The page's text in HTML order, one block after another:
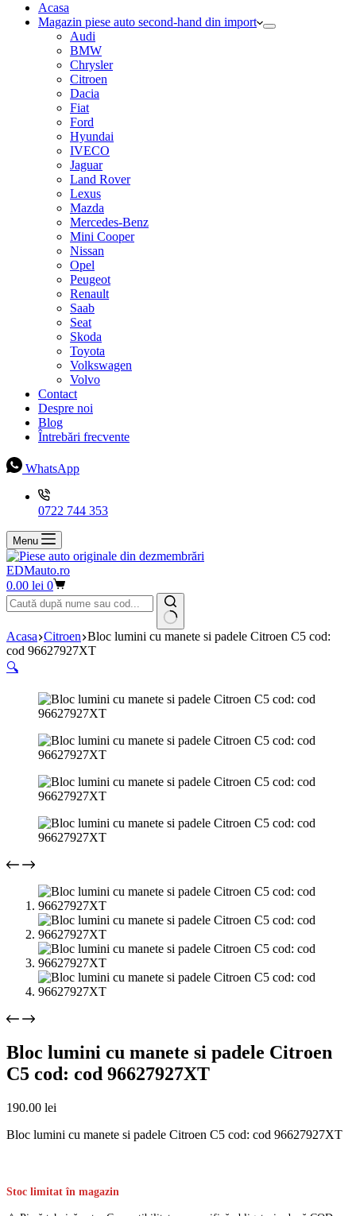
cumpărături
Acasa
Magazin piese auto second-hand din import
Audi
BMW
Chrysler
Citroen
Dacia
Fiat
Ford
Hyundai
IVECO
Jaguar
Land Rover
Lexus
Mazda
Mercedes-Benz
Mini Cooper
Nissan
Opel
Peugeot
Renault
Saab
Seat
Skoda
Toyota
Volkswagen
Volvo
Contact
Despre noi
Blog
Întrebări frecvente
WhatsApp
0722 744 353
Menu
EDMauto.ro
Coș
de
cumpărături
0.00 lei 0
Niciun
rezultat
Acasa Citroen Bloc lumini cu manete si padele Citroen C5 cod:
cod 96627927XT
🔍
Bloc lumini cu manete si padele Citroen
C5 cod: cod 96627927XT
190.00 lei
Bloc lumini cu manete si padele Citroen C5 cod: cod 96627927XT
Stoc limitat în magazin